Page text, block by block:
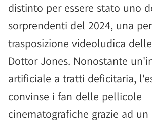
distinto per essere stato uno
sorprendenti del 2024, una
trasposizione videoludica
Dottor Jones. Nonostante
artificiale a tratti deficitaria,
convinse i fan delle pellicole
cinematografiche grazie ad